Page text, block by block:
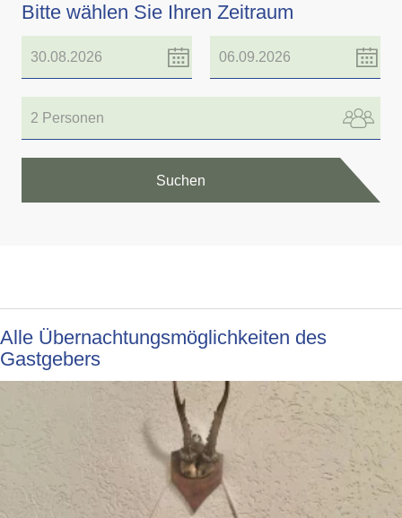
Bitte wählen Sie Ihren Zeitraum
2 Personen
Suchen
Alle Übernachtungsmöglichkeiten des
Gastgebers